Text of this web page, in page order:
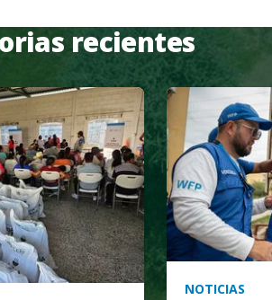
recientes
NOTICIAS